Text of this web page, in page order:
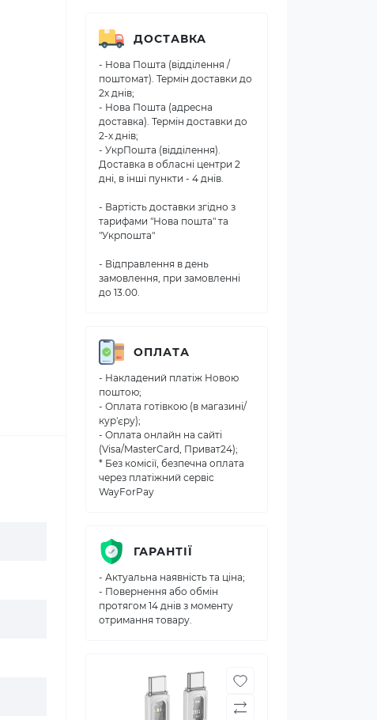
ДОСТАВКА
- Нова Пошта (відділення /
поштомат). Термін доставки до
2х днів;
- Нова Пошта (адресна
доставка). Термін доставки до
2-х днів;
- УкрПошта (відділення).
Доставка в обласні центри 2
дні, в інші пункти - 4 днів.
- Вартість доставки згідно з
тарифами "Нова пошта" та
"Укрпошта"
- Відправлення в день
замовлення, при замовленні
до 13.00.
ОПЛАТА
- Накладений платіж Новою
поштою;
- Оплата готівкою (в магазині/
кур'єру);
- Оплата онлайн на сайті
(Visa/MasterCard, Приват24);
* Без комісії, безпечна оплата
через платіжний сервіс
WayForPay
ГАРАНТІЇ
- Актуальна наявність та ціна;
- Повернення або обмін
протягом 14 днів з моменту
отримання товару.